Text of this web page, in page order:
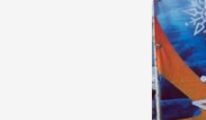
Версия для слабовидящих
8 (3012) 411-099
Телефон доверия